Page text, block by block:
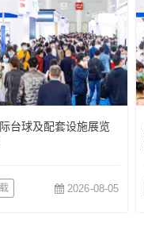
台球及配套设施展览
2026-08-05